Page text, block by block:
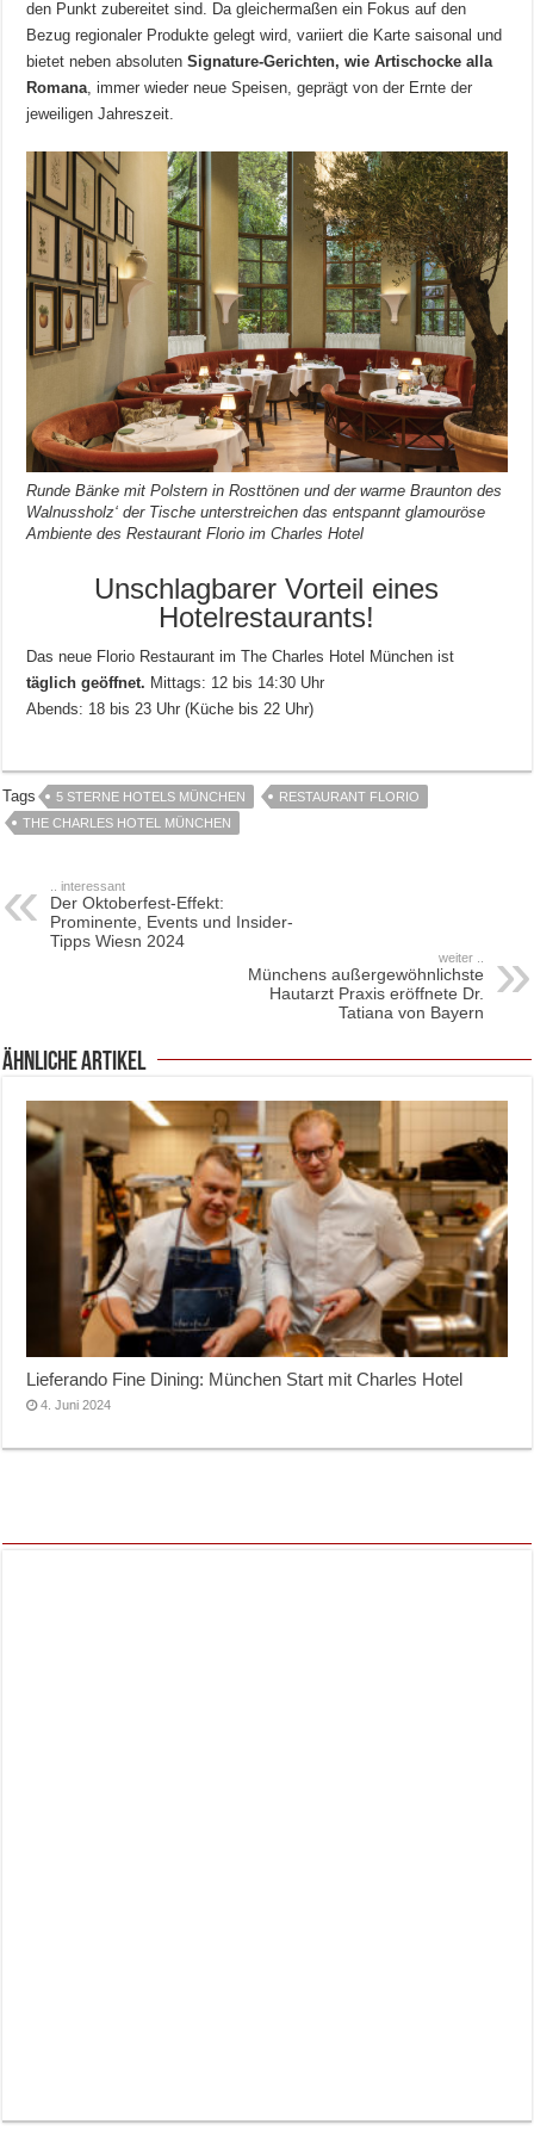
den Punkt zubereitet sind. Da gleichermaßen ein Fokus auf den
Bezug regionaler Produkte gelegt wird, variiert die Karte saisonal und
bietet neben absolutenSignature-Gerichten, wie Artischocke alla
Romana, immer wieder neue Speisen, geprägt von der Ernte der
jeweiligen Jahreszeit.
Runde Bänke mit Polstern in Rosttönen und der warme Braunton des
Walnussholz‘ der Tische unterstreichen das entspannt glamouröse
Ambiente des Restaurant Florio im Charles Hotel
Unschlagbarer Vorteil eines
Hotelrestaurants!
Das neue Florio Restaurant im The Charles Hotel München ist
täglich geöffnet. Mittags: 12 bis 14:30 Uhr
Abends: 18 bis 23 Uhr (Küche bis 22 Uhr)
Tags 5 STERNE HOTELS MÜNCHEN
RESTAURANT FLORIO
THE CHARLES HOTEL MÜNCHEN
.. interessant
Der Oktoberfest-Effekt:
Prominente, Events und Insider-
Tipps Wiesn 2024
weiter ..
Münchens außergewöhnlichste
Hautarzt Praxis eröffnete Dr.
Tatiana von Bayern
ähnliche Artikel
Lieferando Fine Dining: München Start mit Charles Hotel
4. Juni 2024